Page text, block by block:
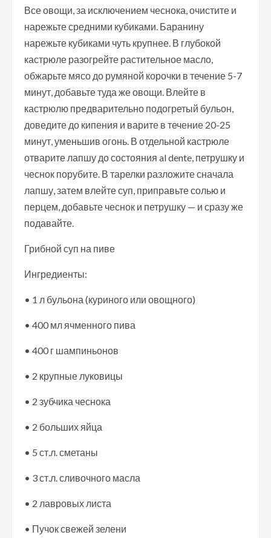
Все овощи, за исключением чеснока, очистите и
нарежьте средними кубиками. Баранину
нарежьте кубиками чуть крупнее. В глубокой
кастрюле разогрейте растительное масло,
обжарьте мясо до румяной корочки в течение 5-7
минут, добавьте туда же овощи. Влейте в
кастрюлю предварительно подогретый бульон,
доведите до кипения и варите в течение 20-25
минут, уменьшив огонь. В отдельной кастрюле
отварите лапшу до состояния al dente, петрушку и
чеснок порубите. В тарелки разложите сначала
лапшу, затем влейте суп, приправьте солью и
перцем, добавьте чеснок и петрушку — и сразу же
подавайте.
Грибной суп на пиве
Ингредиенты:
• 1 л бульона (куриного или овощного)
• 400 мл ячменного пива
• 400 г шампиньонов
• 2 крупные луковицы
• 2 зубчика чеснока
• 2 больших яйца
• 5 ст.л. сметаны
• 3 ст.л. сливочного масла
• 2 лавровых листа
• Пучок свежей зелени